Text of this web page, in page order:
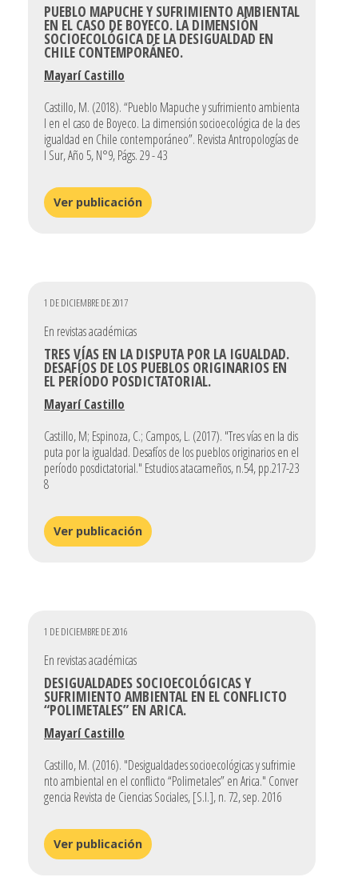
PUEBLO MAPUCHE Y SUFRIMIENTO AMBIENTAL
EN EL CASO DE BOYECO. LA DIMENSIÓN
SOCIOECOLÓGICA DE LA DESIGUALDAD EN
CHILE CONTEMPORÁNEO.
Mayarí Castillo
Castillo, M. (2018). “Pueblo Mapuche y sufrimiento ambienta
l en el caso de Boyeco. La dimensión socioecológica de la des
igualdad en Chile contemporáneo”. Revista Antropologías de
l Sur, Año 5, N°9, Págs. 29 - 43
Ver publicación
1 DE DICIEMBRE DE 2017
En revistas académicas
TRES VÍAS EN LA DISPUTA POR LA IGUALDAD.
DESAFÍOS DE LOS PUEBLOS ORIGINARIOS EN
EL PERÍODO POSDICTATORIAL.
Mayarí Castillo
Castillo, M; Espinoza, C.; Campos, L. (2017). "Tres vías en la dis
puta por la igualdad. Desafíos de los pueblos originarios en el
período posdictatorial." Estudios atacameños, n.54, pp.217-23
8
Ver publicación
1 DE DICIEMBRE DE 2016
En revistas académicas
DESIGUALDADES SOCIOECOLÓGICAS Y
SUFRIMIENTO AMBIENTAL EN EL CONFLICTO
“POLIMETALES” EN ARICA.
Mayarí Castillo
Castillo, M. (2016). "Desigualdades socioecológicas y sufrimie
nto ambiental en el conflicto “Polimetales” en Arica." Conver
gencia Revista de Ciencias Sociales, [S.l.], n. 72, sep. 2016
Ver publicación